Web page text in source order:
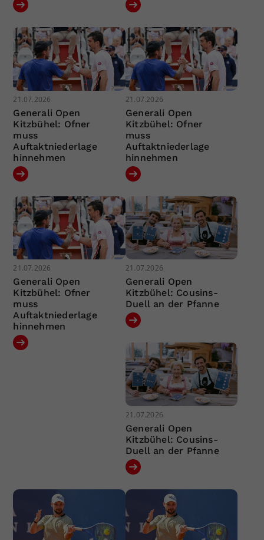
21.07.2026
Generali Open
Kitzbühel: Ofner
muss
Auftaktniederlage
hinnehmen
21.07.2026
Generali Open
Kitzbühel: Ofner
muss
Auftaktniederlage
hinnehmen
21.07.2026
Generali Open
Kitzbühel: Ofner
muss
Auftaktniederlage
hinnehmen
21.07.2026
Generali Open
Kitzbühel: Cousins-
Duell an der Pfanne
21.07.2026
Generali Open
Kitzbühel: Cousins-
Duell an der Pfanne